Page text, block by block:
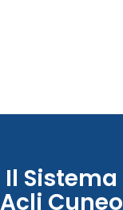
Il Sistema
Acli Cuneo